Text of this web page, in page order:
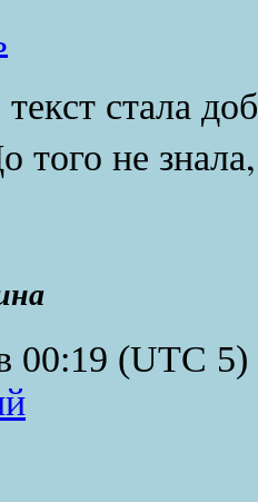
стала
того не
00:19 (UTC 5)